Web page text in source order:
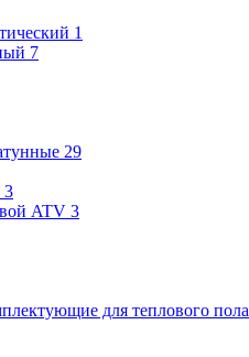
1
7
29
3
ATV 3
для теплового пола